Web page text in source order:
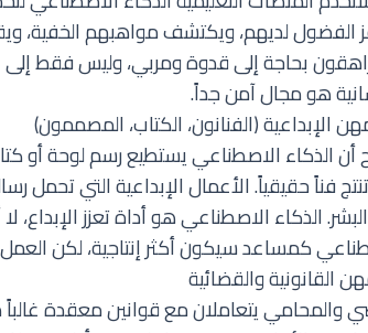
الفضول لديهم، ويكتشف مواهبهم الخفية،
بحاجة إلى قدوة ومربي، وليس فقط إلى
هو مجال آمن جداً.
الذكاء الاصطناعي يستطيع رسم لوحة أو
فناً حقيقياً. الأعمال الإبداعية التي
الذكاء الاصطناعي هو أداة تعزز
كمساعد سيكون أكثر إنتاجية، لكن العمل
والمحامي يتعاملان مع قوانين معقدة